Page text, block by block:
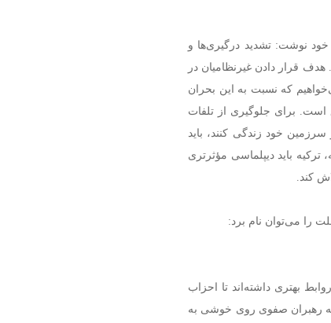
نوشت: تشدید درگیری‌ها و
قرار دادن غیرنظامیان در
که نسبت به این بحران
است. برای جلوگیری از تلفات
سرزمین خود زندگی کنند، باید
باید دیپلماسی مؤثرتری
کند.
را می‌توان نام برد:
بهتری داشته‌اند تا احزاب
به رهبران صفوی روی خوشی به